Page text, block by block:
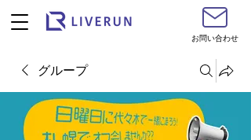
お問い合わせ
グループ